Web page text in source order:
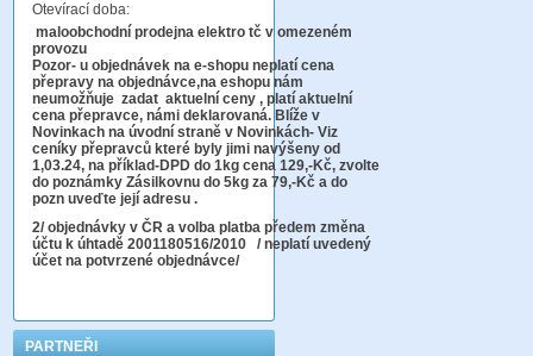
Otevírací doba:
maloobchodní prodejna elektro tč v omezeném
provozu
Pozor- u objednávek na e-shopu neplatí cena
přepravy na objednávce,na eshopu nám
neumožňuje zadat aktuelní ceny , platí aktuelní
cena přepravce, námi deklarovaná. Blíže v
Novinkach na úvodní straně v Novinkách- Viz
ceníky přepravců které byly jimi navýšeny od
1,03.24, na příklad-DPD do 1kg cena 129,-Kč, zvolte
do poznámky Zásilkovnu do 5kg za 79,-Kč a do
pozn uveďte její adresu .
2/ objednávky v ČR a volba platba předem změna
účtu k úhtadě 2001180516/2010 / neplatí uvedený
účet na potvrzené objednávce/
PARTNEŘI